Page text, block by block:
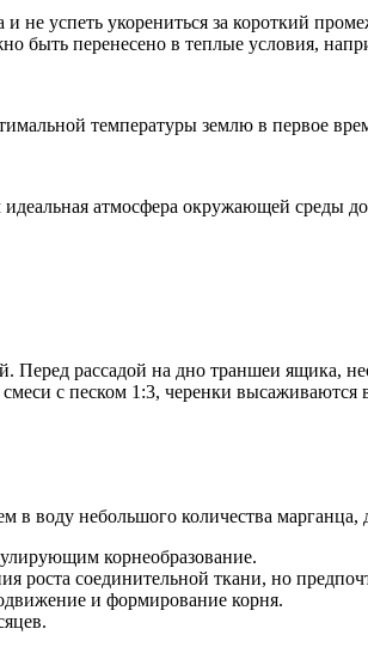
не успеть укорениться за короткий
быть перенесено в теплые условия,
температуры землю в первое
атмосфера окружающей среды
Перед рассадой на дно траншеи ящика,
с песком 1:3, черенки высаживаются
воду небольшого количества марганца,
корнеобразование.
роста соединительной ткани, но
и формирование корня.